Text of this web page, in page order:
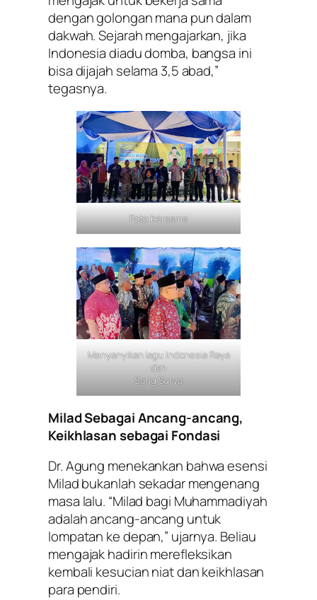
dengan golongan mana pun dalam
dakwah. Sejarah mengajarkan, jika
Indonesia diadu domba, bangsa ini
bisa dijajah selama 3,5 abad,”
tegasnya.
Foto bersama
Menyanyikan lagu Indonesia Raya
dan
Sang Surya
Milad Sebagai Ancang-ancang,
Keikhlasan sebagai Fondasi
Dr. Agung menekankan bahwa esensi
Milad bukanlah sekadar mengenang
masa lalu. “Milad bagi Muhammadiyah
adalah ancang-ancang untuk
lompatan ke depan,” ujarnya. Beliau
mengajak hadirin merefleksikan
kembali kesucian niat dan keikhlasan
para pendiri.